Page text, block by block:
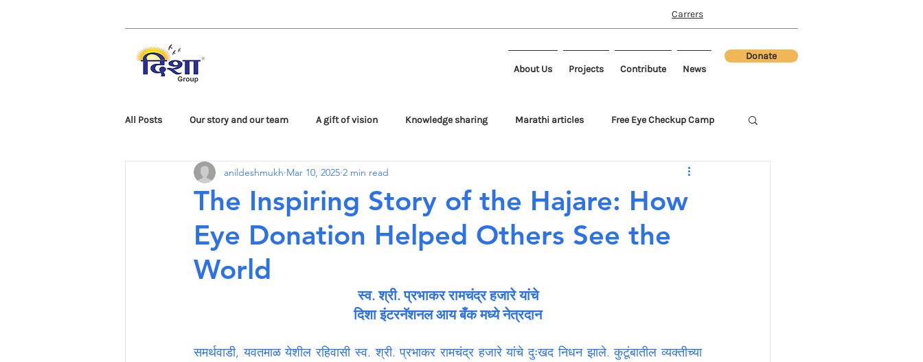
Carrers
About Us Projects Contribute News
Donate
All Posts Our story and our team A gift of vision Knowledge sharing Marathi articles Free Eye Checkup Camp
Corporate Events Awareness Programs
The Inspiring Story of the Hajare: How
Eye Donation Helped Others See the
World
anildeshmukh Mar 10, 2025 2 min read
स्व. श्री. प्रभाकर रामचंद्र हजारे यांचे
दिशा इंटरनॅशनल आय बँक मध्ये नेत्रदान
समर्थवाडी, यवतमाळ येशील रहिवासी स्व. श्री. प्रभाकर रामचंद्र हजारे यांचे दुःखद निधन झाले. कुटूंबातील व्यक्तीच्या